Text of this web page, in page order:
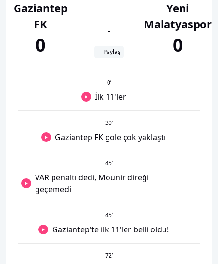
Gaziantep
FK
0
-
Paylaş
Yeni
Malatyaspor
0
0’
İlk 11'ler
30’
Gaziantep FK gole çok yaklaştı
45’
VAR penaltı dedi, Mounir direği
geçemedi
45’
Gaziantep'te ilk 11'ler belli oldu!
72’